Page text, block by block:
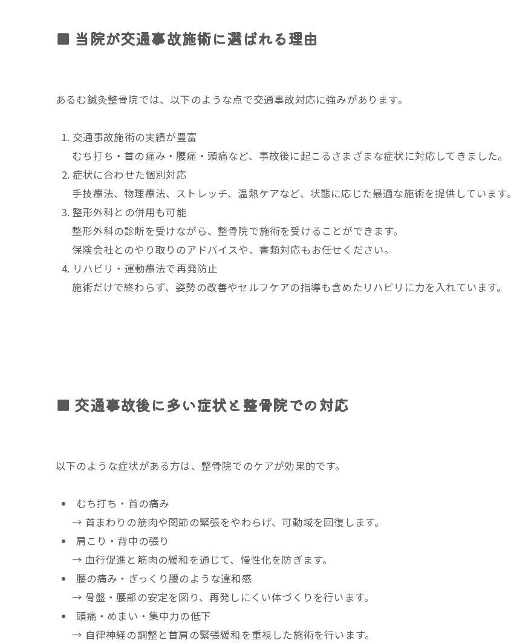
■ 当院が交通事故施術に選ばれる理由
あるむ鍼灸整骨院では、以下のような点で交通事故対応に強みがあります。
交通事故施術の実績が豊富
むち打ち・首の痛み・腰痛・頭痛など、事故後に起こるさまざまな症状に対応してきました。
症状に合わせた個別対応
手技療法、物理療法、ストレッチ、温熱ケアなど、状態に応じた最適な施術を提供しています。
整形外科との併用も可能
整形外科の診断を受けながら、整骨院で施術を受けることができます。
保険会社とのやり取りのアドバイスや、書類対応もお任せください。
リハビリ・運動療法で再発防止
施術だけで終わらず、姿勢の改善やセルフケアの指導も含めたリハビリに力を入れています。
■ 交通事故後に多い症状と整骨院での対応
以下のような症状がある方は、整骨院でのケアが効果的です。
むち打ち・首の痛み
→ 首まわりの筋肉や関節の緊張をやわらげ、可動域を回復します。
肩こり・背中の張り
→ 血行促進と筋肉の緩和を通じて、慢性化を防ぎます。
腰の痛み・ぎっくり腰のような違和感
→ 骨盤・腰部の安定を図り、再発しにくい体づくりを行います。
頭痛・めまい・集中力の低下
→ 自律神経の調整と首肩の緊張緩和を重視した施術を行います。